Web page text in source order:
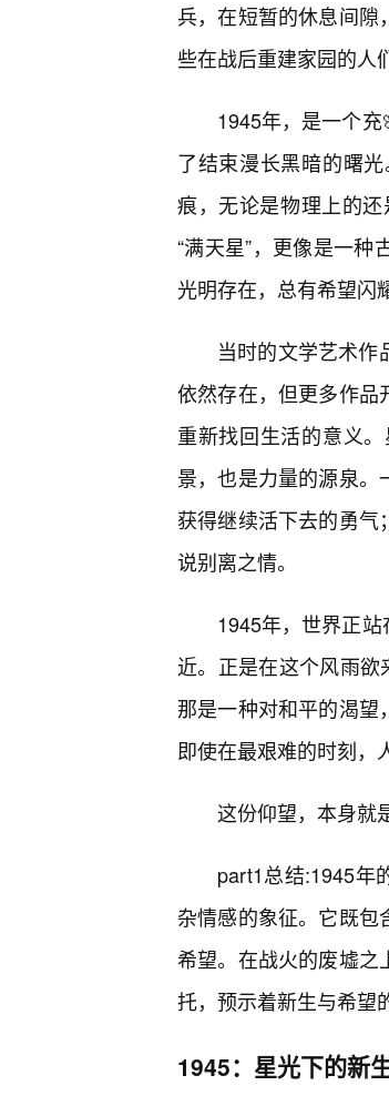
兵，在短暂的休息间隙
些在战后重建家园的人
1945年，是一个
了结束漫长黑暗的曙
痕，无论是物理上的
“满天星”，更像是一
光明存在，总有希望闪
当时的文学艺术作
依然存在，但更多作品
重新找回生活的意义
景，也是力量的源泉
获得继续活下去的勇
说别离之情。
1945年，世界正
近。正是在这个风雨欲
那是一种对和平的渴望
即使在最艰难的时刻，
这份仰望，本身就
part1总结:1945年
杂情感的象征。它既包
希望。在战火的废墟之
托，预示着新生与希望
1945：星光下的新